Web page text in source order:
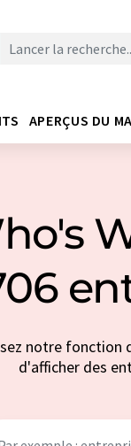
APERÇUS DU
notre fonction
d'afficher des